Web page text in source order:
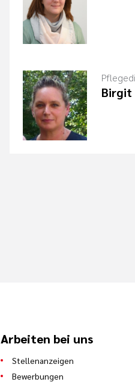
Birgit
Arbeiten bei uns
Stellenanzeigen
Bewerbungen